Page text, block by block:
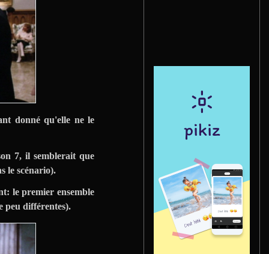
donné qu'elle ne le
7, il semblerait que
le scénario).
le premier ensemble
peu différentes).